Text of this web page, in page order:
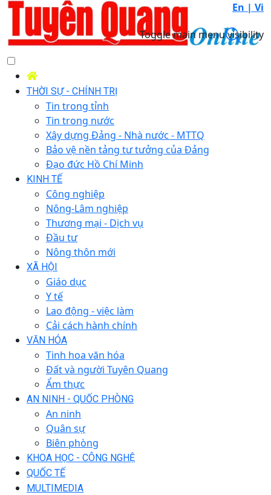
En | Vi
Toggle main menu visibility
THỜI SỰ - CHÍNH TRỊ
Tin trong tỉnh
Tin trong nước
Xây dựng Đảng - Nhà nước - MTTQ
Bảo vệ nền tảng tư tưởng của Đảng
Đạo đức Hồ Chí Minh
KINH TẾ
Công nghiệp
Nông-Lâm nghiệp
Thương mại - Dịch vụ
Đầu tư
Nông thôn mới
XÃ HỘI
Giáo dục
Y tế
Lao động - việc làm
Cải cách hành chính
VĂN HÓA
Tinh hoa văn hóa
Đất và người Tuyên Quang
Ẩm thực
AN NINH - QUỐC PHÒNG
An ninh
Quân sự
Biên phòng
KHOA HỌC - CÔNG NGHỆ
QUỐC TẾ
MULTIMEDIA